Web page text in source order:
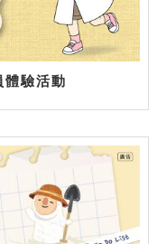
體驗活動